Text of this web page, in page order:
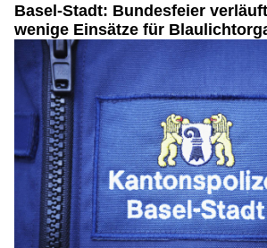
Basel-Stadt: Bundesfeier
wenige Einsätze für